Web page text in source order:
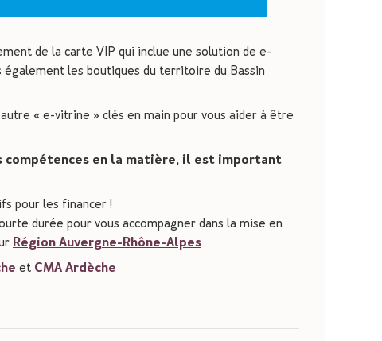
de la carte VIP qui inclue une solution de e-
les boutiques du territoire du Bassin
« e-vitrine » clés en main pour vous aider à être
compétences en la matière, il est important
pour les financer !
durée pour vous accompagner dans la mise en
Région Auvergne-Rhône-Alpes
et CMA Ardèche